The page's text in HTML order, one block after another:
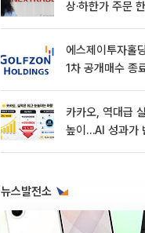
상·하한가 주문
에스제이투자홀
1차 공개매수
카카오, 역대급
높이…AI 성과가
뉴스발전소